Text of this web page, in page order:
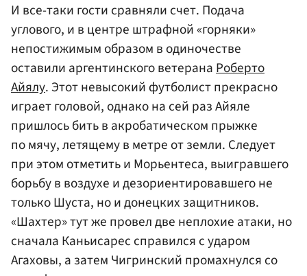
И все-таки гости сравняли счет. Подача
углового, и в центре штрафной «горняки»
непостижимым образом в одиночестве
оставили аргентинского ветеранаРоберто
Айялу. Этот невысокий футболист прекрасно
играет головой, однако на сей раз Айяле
пришлось бить в акробатическом прыжке
по мячу, летящему в метре от земли. Следует
при этом отметить и Морьентеса, выигравшего
борьбу в воздухе и дезориентировавшего не
только Шуста, но и донецких защитников.
«Шахтер» тут же провел две неплохие атаки, но
сначала Каньисарес справился с ударом
Агаховы, а затем Чигринский промахнулся со